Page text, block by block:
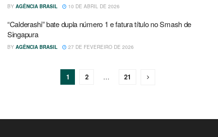
BY AGÊNCIA BRASIL 10 DE ABRIL DE 2026
“Calderashi” bate dupla número 1 e fatura título no Smash de
Singapura
BY AGÊNCIA BRASIL 27 DE FEVEREIRO DE 2026
1 2 … 21